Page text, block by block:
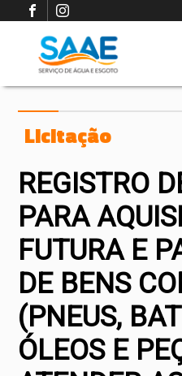
Licitação
REGISTRO
PARA
FUTURA E
DE BENS
(PNEUS,
ÓLEOS E